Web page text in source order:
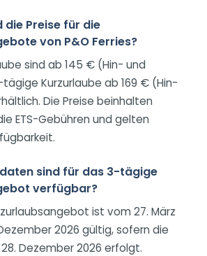
die Preise für die
von P&O Ferries?
sind ab 145 € (Hin- und
Kurzurlaube ab 169 € (Hin-
Die Preise beinhalten
ETS-Gebühren und gelten
sind für das 3-tägige
verfügbar?
ist vom 27. März
2026 gültig, sofern die
Dezember 2026 erfolgt.